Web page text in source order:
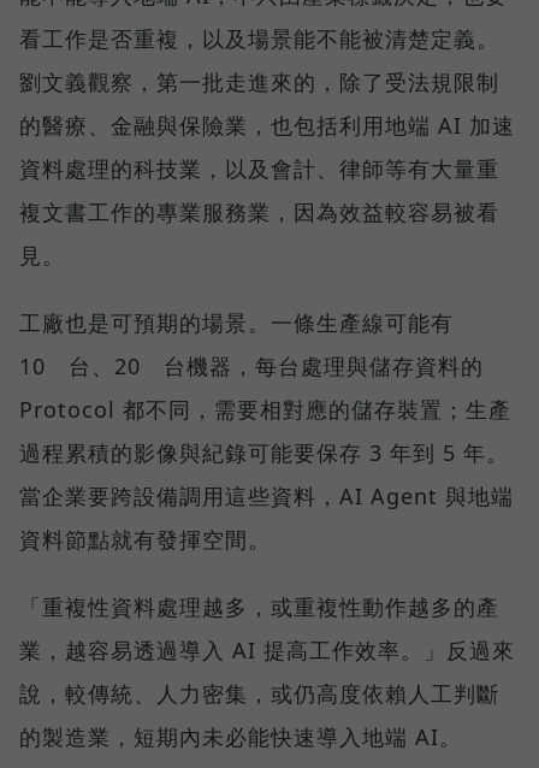
看工作是否重複，以及場景能不能被清楚定義。
劉文義觀察，第一批走進來的，除了受法規限制
的醫療、金融與保險業，也包括利用地端 AI 加速
資料處理的科技業，以及會計、律師等有大量重
複文書工作的專業服務業，因為效益較容易被看
見。
工廠也是可預期的場景。一條生產線可能有
10 台、20 台機器，每台處理與儲存資料的
Protocol 都不同，需要相對應的儲存裝置；生產
過程累積的影像與紀錄可能要保存 3 年到 5 年。
當企業要跨設備調用這些資料，AI Agent 與地端
資料節點就有發揮空間。
「重複性資料處理越多，或重複性動作越多的產
業，越容易透過導入 AI 提高工作效率。」反過來
說，較傳統、人力密集，或仍高度依賴人工判斷
的製造業，短期內未必能快速導入地端 AI。